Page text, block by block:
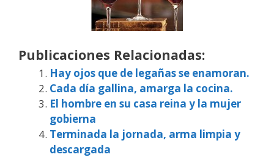
Publicaciones Relacionadas:
Hay ojos que de legañas se enamoran.
Cada día gallina, amarga la cocina.
El hombre en su casa reina y la mujer
gobierna
Terminada la jornada, arma limpia y
descargada